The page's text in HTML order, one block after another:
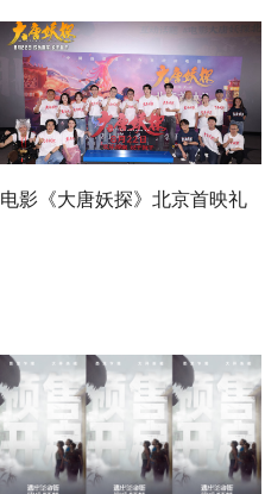
电影《大唐妖探》北京首映礼